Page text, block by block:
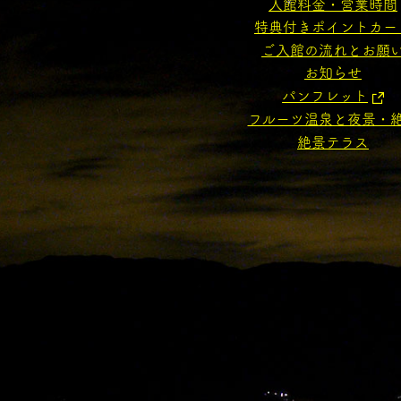
入館料金・営業時間
特典付きポイントカー
ご入館の流れとお願
お知らせ
パンフレット
フルーツ温泉と夜景・
絶景テラス